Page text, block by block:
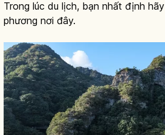
Trong lúc du lịch, bạn nhất định
phương nơi đây.